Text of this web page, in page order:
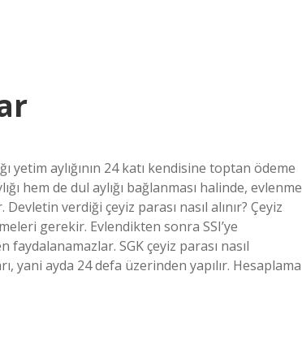
yetim aylığının 24 katı kendisine toptan ödeme
hem de dul aylığı bağlanması halinde, evlenme
verdiği çeyiz parası nasıl alınır? Çeyiz
gerekir. Evlendikten sonra SSI’ye
SGK çeyiz parası nasıl
yani ayda 24 defa üzerinden yapılır. Hesaplama